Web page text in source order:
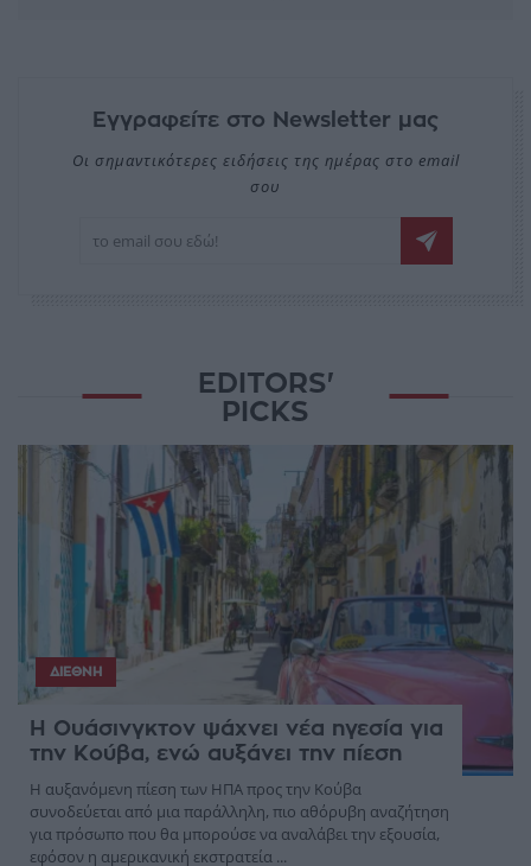
Εγγραφείτε στο Newsletter μας
Οι σημαντικότερες ειδήσεις της ημέρας στο email
σου
EDITORS'
PICKS
ΔΙΕΘΝΉ
Η Ουάσινγκτον ψάχνει νέα ηγεσία για
την Κούβα, ενώ αυξάνει την πίεση
Η αυξανόμενη πίεση των ΗΠΑ προς την Κούβα
συνοδεύεται από μια παράλληλη, πιο αθόρυβη αναζήτηση
για πρόσωπο που θα μπορούσε να αναλάβει την εξουσία,
εφόσον η αμερικανική εκστρατεία ...